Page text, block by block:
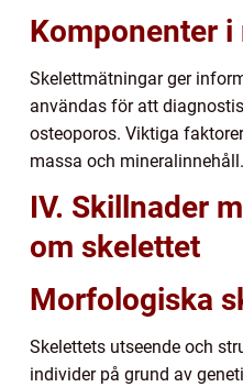
Komponenter
Skelettmätningar ger
användas för att
osteoporos. Viktiga
massa och mineralinnehåll.
IV. Skillnader
om skelettet
Morfologiska
Skelettets utseende och
individer på grund av